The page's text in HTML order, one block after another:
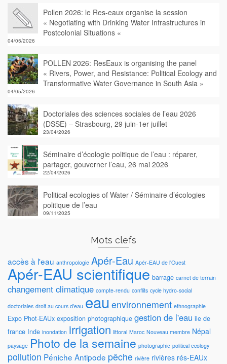
Pollen 2026: le Res-eaux organise la session
« Negotiating with Drinking Water Infrastructures in
Postcolonial Situations «
04/05/2026
POLLEN 2026: ResEaux is organising the panel
« Rivers, Power, and Resistance: Political Ecology and
Transformative Water Governance in South Asia »
04/05/2026
Doctoriales des sciences sociales de l’eau 2026
(DSSE) – Strasbourg, 29 juin-1er juillet
23/04/2026
Séminaire d’écologie politique de l’eau : réparer,
partager, gouverner l’eau, 26 mai 2026
22/04/2026
Political ecologies of Water / Séminaire d’écologies
politique de l’eau
09/11/2025
Mots clefs
accès à l'eau anthropologie Apér-Eau Apér-EAU de l'Ouest
Apér-EAU scientifique barrage carnet de terrain
changement climatique compte-rendu conflits cycle hydro-social
doctoriales droit au cours d'eau eau environnement ethnographie
Expo Phot-EAUx exposition photographique gestion de l'eau ile de
france Inde inondation irrigation littoral Maroc Nouveau membre Népal
paysage Photo de la semaine photographie political ecology
pollution Péniche Antipode pêche rivière rivières rés-EAUx